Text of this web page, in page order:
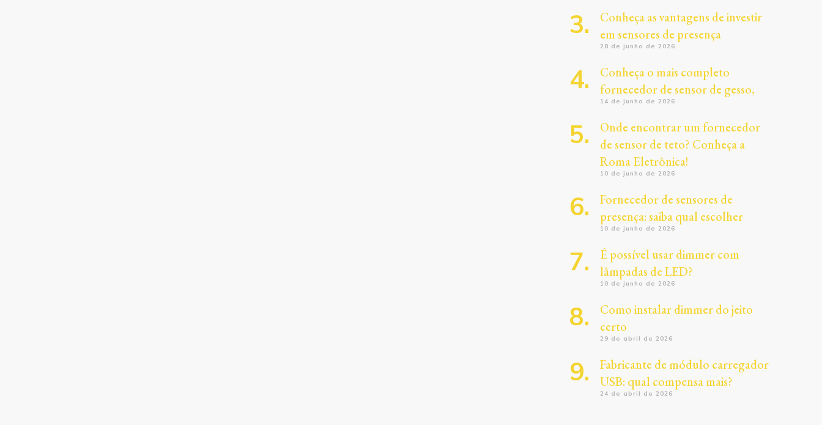
Conheça as vantagens de investir
em sensores de presença
28 de junho de 2026
Conheça o mais completo
fornecedor de sensor de gesso,
14 de junho de 2026
Onde encontrar um fornecedor
de sensor de teto? Conheça a
Roma Eletrônica!
10 de junho de 2026
Fornecedor de sensores de
presença: saiba qual escolher
10 de junho de 2026
É possível usar dimmer com
lâmpadas de LED?
10 de junho de 2026
Como instalar dimmer do jeito
certo
29 de abril de 2026
Fabricante de módulo carregador
USB: qual compensa mais?
24 de abril de 2026